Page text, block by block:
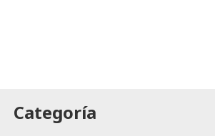
Categoría